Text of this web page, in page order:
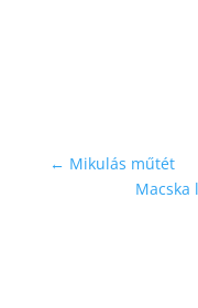
← Mikulás műtét
Macska